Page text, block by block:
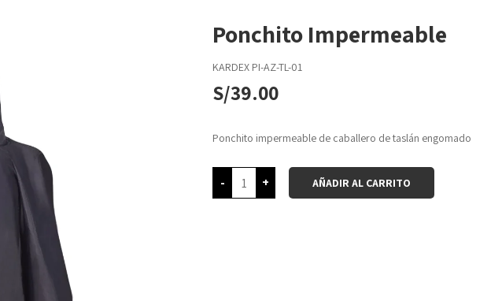
Ponchito Impermeable
KARDEX PI-AZ-TL-01
S/39.00
Ponchito impermeable de caballero de taslán engomado
- + AÑADIR AL CARRITO